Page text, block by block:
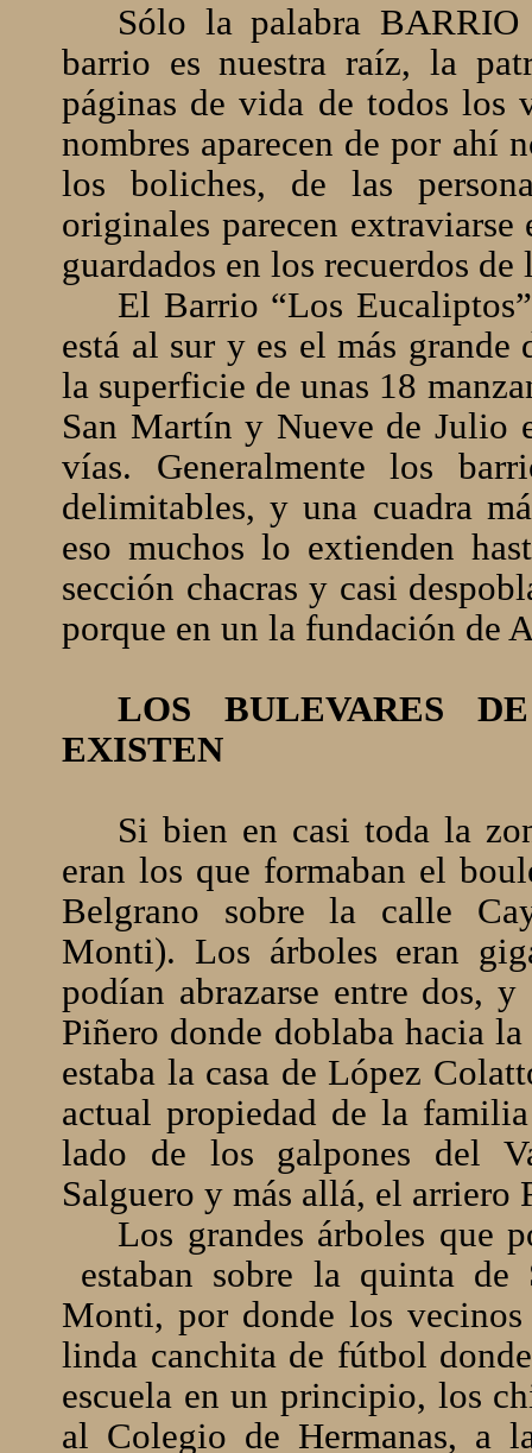
Sólo la palabra
barrio es nuestra raíz, la
páginas de vida de todos los
nombres aparecen de por ahí
los boliches, de las
originales parecen
guardados en los recuerdos de
El Barrio “Los
está al sur y es el más
la superficie de unas 18
San Martín y Nueve de Julio
vías. Generalmente los
delimitables, y una cuadra
eso muchos lo extienden
sección chacras y casi
porque en un la fundación de
LOS BULEVARES
EXISTEN
Si bien en casi toda la
eran los que formaban el
Belgrano sobre la calle
Monti). Los árboles eran
podían abrazarse entre dos,
Piñero donde doblaba hacia
estaba la casa de López
actual propiedad de la
lado de los galpones del
Salguero y más allá, el arriero
Los grandes árboles que
estaban sobre la quinta
Monti, por donde los
linda canchita de fútbol
escuela en un principio, los
al Colegio de Hermanas, a